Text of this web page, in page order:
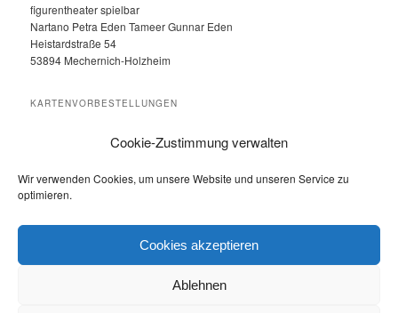
Cookie-Zustimmung verwalten
Wir verwenden Cookies, um unsere Website und unseren Service zu
optimieren.
Cookies akzeptieren
Ablehnen
figurentheater spielbar
Nartano Petra Eden Tameer Gunnar Eden
Heistardstraße 54
53894 Mechernich-Holzheim
KARTENVORBESTELLUNGEN
Eifeler Presse Agentur
Kostenlos Nachrichten aus der Region lesen unter
presse-agentur.de